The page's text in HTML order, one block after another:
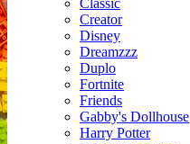
Classic
Creator
Disney
Dreamzzz
Duplo
Fortnite
Friends
Gabby's Dollhouse
Harry Potter